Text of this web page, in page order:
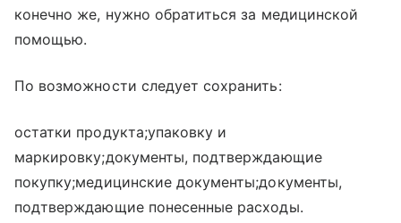
конечно же, нужно обратиться за медицинской
помощью.
По возможности следует сохранить:
остатки продукта;упаковку и
маркировку;документы, подтверждающие
покупку;медицинские документы;документы,
подтверждающие понесенные расходы.